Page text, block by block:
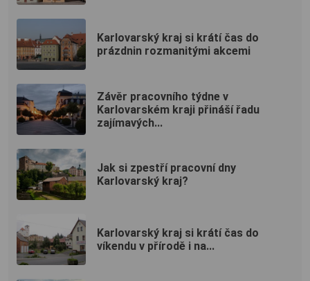
Karlovarský kraj si krátí čas do
prázdnin rozmanitými akcemi
Závěr pracovního týdne v
Karlovarském kraji přináší řadu
zajímavých...
Jak si zpestří pracovní dny
Karlovarský kraj?
Karlovarský kraj si krátí čas do
víkendu v přírodě i na...